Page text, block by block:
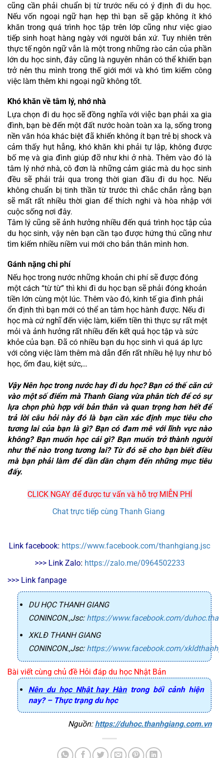
cũng cần phải chuẩn bị từ trước nếu có ý định đi du học.
Nếu vốn ngoại ngữ hạn hẹp thì bạn sẽ gặp không ít khó
khăn trong quá trình học tập trên lớp cũng như việc giao
tiếp sinh hoạt hàng ngày với người bản xứ. Tuy nhiên trên
thực tế ngôn ngữ vẫn là một trong những rào cản của phần
lớn du học sinh, đây cũng là nguyên nhân có thể khiến bạn
trở nên thu mình trong thế giới mới và khó tìm kiếm công
việc làm thêm khi ngoại ngữ không tốt.
Khó khăn về tâm lý, nhớ nhà
Lựa chọn đi du học sẽ đồng nghĩa với việc bạn phải xa gia
đình, bạn bè đến một đất nước hoàn toàn xa lạ, sống trong
nền văn hóa khác biệt đã khiến không ít bạn trẻ bị shock và
cảm thấy hụt hẫng, khó khăn khi phải tự lập, không được
bố mẹ và gia đình giúp đỡ như khi ở nhà. Thêm vào đó là
tâm lý nhớ nhà, cô đơn là những cảm giác mà du học sinh
đều sẽ phải trải qua trong thời gian đầu đi du học. Nếu
không chuẩn bị tinh thần từ trước thì chắc chắn rằng bạn
sẽ mất rất nhiều thời gian để thích nghi và hòa nhập với
cuộc sống nơi đây.
Tâm lý cũng sẽ ảnh hưởng nhiều đến quá trình học tập của
du học sinh, vậy nên bạn cần tạo được hứng thú cũng như
tìm kiếm nhiều niềm vui mới cho bản thân mình hơn.
Gánh nặng chi phí
Nếu học trong nước những khoản chi phí sẽ được đóng
một cách “từ từ” thì khi đi du học bạn sẽ phải đóng khoản
tiền lớn cùng một lúc. Thêm vào đó, kinh tế gia đình phải
ổn định thì bạn mới có thể an tâm học hành được. Nếu đi
học mà cứ nghĩ đến việc làm, kiếm tiền thì thực sự rất mệt
mỏi và ảnh hưởng rất nhiều đến kết quả học tập và sức
khỏe của bạn. Đã có nhiều bạn du học sinh vì quá áp lực
với công việc làm thêm mà dẫn đến rất nhiều hệ lụy như bỏ
học, ốm đau, kiệt sức,…
Vậy Nên học trong nước hay đi du học? Bạn có thế căn cứ
vào một số điểm mà Thanh Giang vừa phân tích để có sự
lựa chọn phù hợp với bản thân và quan trọng hơn hết để
trả lời câu hỏi này đó là bạn cần xác định mục tiêu cho
tương lai của bạn là gì? Bạn có đam mê với lĩnh vực nào
không? Bạn muốn học cái gì? Bạn muốn trở thành người
như thế nào trong tương lai? Từ đó sẽ cho bạn biết điều
mà bạn phải làm để dần dần chạm đến những mục tiêu
đấy.
CLICK NGAY để được tư vấn và hỗ trợ MIỄN PHÍ
Chat trực tiếp cùng Thanh Giang
Link facebook: https://www.facebook.com/thanhgiang.jsc
>>> Link Zalo: https://zalo.me/0964502233
>>> Link fanpage
DU HỌC THANH GIANG
CONINCON.,Jsc: https://www.facebook.com/
XKLĐ THANH GIANG
CONINCON.,Jsc: https://www.facebook.com/
Bài viết cùng chủ đề Hỏi đáp du học Nhật Bản
Nên du học Nhật hay Hàntrong bối cảnh hiện
nay? – Thực trạng du học
Nguồn: https://duhoc.thanhgiang.com.vn